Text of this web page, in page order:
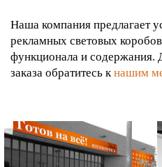
Наша компания предлагает
рекламных световых
функционала и содержания.
заказа обратитесь кнашим